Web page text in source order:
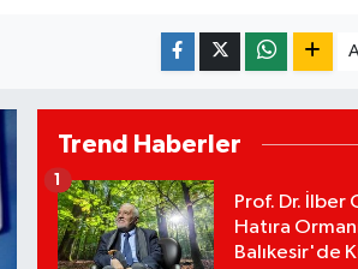
Trend Haberler
Prof. Dr. İlber
Hatıra
Balıkesir'de
1